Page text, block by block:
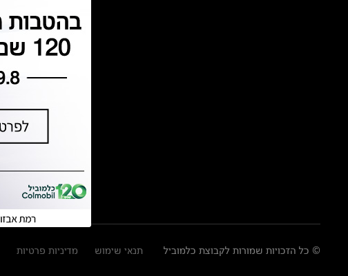
© כל הזכויות שמורות לקבוצת כלמוביל תנאי שימוש מדיניות פרטיות